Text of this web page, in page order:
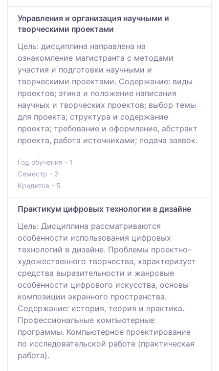
Управления и организация научными и
творческими проектами
Цель: дисциплина направлена на
ознакомление магистранта с методами
участия и подготовки научными и
творческими проектами. Содержание: виды
проектов; этика и положение написания
научных и творческих проектов; выбор темы
для проекта; структура и содержание
проекта; требование и оформление, абстракт
проекта, работа источниками; подача заявок.
Год обучения - 1
Семестр - 2
Кредитов - 5
Практикум цифровых технологии в дизайне
Цель: Дисциплина рассматриваются
особенности использования цифровых
технологий в дизайне. Проблемы проектно-
художественного творчества, характеризует
средства выразительности и жанровые
особенности цифрового искусства, основы
композиции экранного пространства.
Содержание: история, теория и практика.
Профессиональные компьютерные
программы. Компьютерное проектирование
по исследовательской работе (практическая
работа).